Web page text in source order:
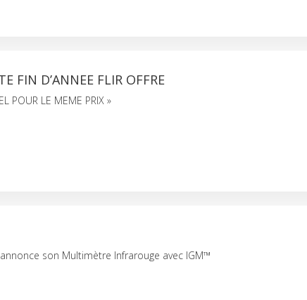
FIN D’ANNEE FLIR OFFRE
POUR LE MEME PRIX »
annonce son Multimètre Infrarouge avec IGM™